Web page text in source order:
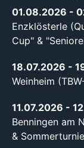
01.08.2026 -
Enzklösterle
Cup" &
18.07.2026 -
Weinheim
11.07.2026 -
Benningen am
&